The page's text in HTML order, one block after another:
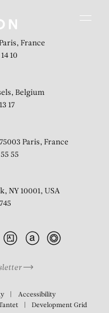
France
10
Belgium
17
75003 Paris, France
55
NY 10001, USA
Accessibility
DevelopmentGrid